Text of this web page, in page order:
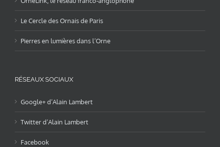
Le Cercle des Ornais de Paris
Pierres en lumières dans l’Orne
RÉSEAUX SOCIAUX
Google+ d’Alain Lambert
Twitter d’Alain Lambert
Facebook